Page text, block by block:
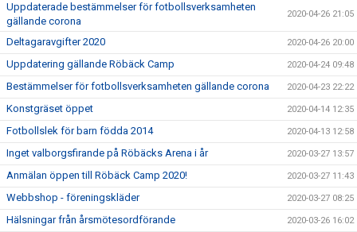
Uppdaterade bestämmelser för fotbollsverksamheten
gällande corona
2020-04-26 21:05
Deltagaravgifter 2020 2020-04-26 20:00
Uppdatering gällande Röbäck Camp 2020-04-24 09:48
Bestämmelser för fotbollsverksamheten gällande corona 2020-04-23 22:22
Konstgräset öppet 2020-04-14 12:35
Fotbollslek för barn födda 2014 2020-04-13 12:58
Inget valborgsfirande på Röbäcks Arena i år 2020-03-27 13:57
Anmälan öppen till Röbäck Camp 2020! 2020-03-27 11:43
Webbshop - föreningskläder 2020-03-27 08:25
Hälsningar från årsmötesordförande 2020-03-26 16:02